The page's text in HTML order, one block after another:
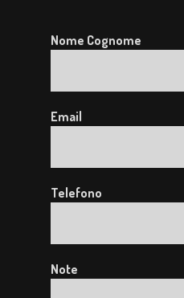
Nome Cognome
Email
Telefono
Note